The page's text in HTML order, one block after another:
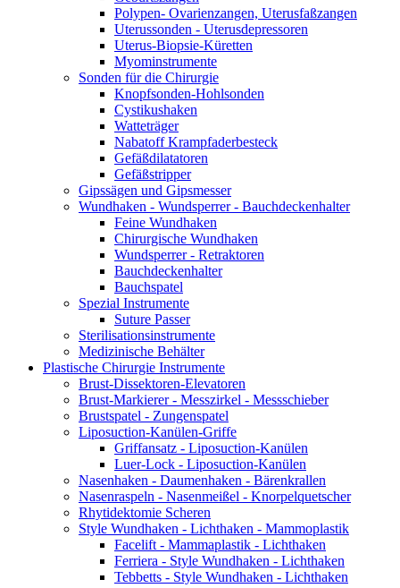
Polypen- Ovarienzangen, Uterusfaßzangen
Uterussonden - Uterusdepressoren
Uterus-Biopsie-Küretten
Myominstrumente
Sonden für die Chirurgie
Knopfsonden-Hohlsonden
Cystikushaken
Watteträger
Nabatoff Krampfaderbesteck
Gefäßdilatatoren
Gefäßstripper
Gipssägen und Gipsmesser
Wundhaken - Wundsperrer - Bauchdeckenhalter
Feine Wundhaken
Chirurgische Wundhaken
Wundsperrer - Retraktoren
Bauchdeckenhalter
Bauchspatel
Spezial Instrumente
Suture Passer
Sterilisationsinstrumente
Medizinische Behälter
Plastische Chirurgie Instrumente
Brust-Dissektoren-Elevatoren
Brust-Markierer - Messzirkel - Messschieber
Brustspatel - Zungenspatel
Liposuction-Kanülen-Griffe
Griffansatz - Liposuction-Kanülen
Luer-Lock - Liposuction-Kanülen
Nasenhaken - Daumenhaken - Bärenkrallen
Nasenraspeln - Nasenmeißel - Knorpelquetscher
Rhytidektomie Scheren
Style Wundhaken - Lichthaken - Mammoplastik
Facelift - Mammaplastik - Lichthaken
Ferriera - Style Wundhaken - Lichthaken
Tebbetts - Style Wundhaken - Lichthaken